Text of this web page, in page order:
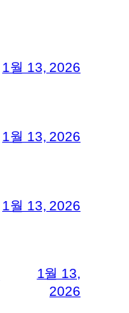
1월 13, 2026
1월 13, 2026
1월 13, 2026
1월 13,
2026